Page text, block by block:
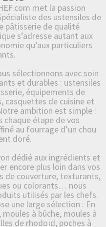
met la passion
des ustensiles de
pâtisserie de qualité
s’adresse autant aux
qu’aux particuliers
sélectionnons avec soin
et durables : ustensiles
équipements de
casquettes de cuisine et
ambition est simple :
chaque étape de vos
au fourrage d’un chou
doré.
dédié aux ingrédients et
encore plus loin dans vos
de couverture, texturants,
ou colorants… nous
utilisés par les chefs.
une large sélection : En
à bûche, moules à
de rhodoïd, poches à